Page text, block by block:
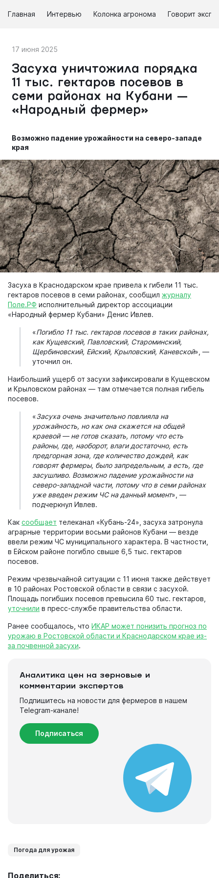
Главная Интервью Колонка агронома Говорит
17 июня 2025
Засуха уничтожила порядка
11 тыс. гектаров посевов в
семи районах на Кубани —
«Народный фермер»
Возможно падение урожайности на северо-западе
края
Засуха в Краснодарском крае привела к гибели 11 тыс.
гектаров посевов в семи районах, сообщил журналу
Поле.РФ исполнительный директор ассоциации
«Народный фермер Кубани» Денис Ивлев.
«Погибло 11 тыс. гектаров посевов в таких районах,
как Кущевский, Павловский, Староминский,
Щербиновский, Ейский, Крыловский, Каневской», —
уточнил он.
Наибольший ущерб от засухи зафиксировали в Кущевском
и Крыловском районах — там отмечается полная гибель
посевов.
«Засуха очень значительно повлияла на
урожайность, но как она скажется на общей
краевой — не готов сказать, потому что есть
районы, где, наоборот, влаги достаточно, есть
предгорная зона, где количество дождей, как
говорят фермеры, было запредельным, а есть, где
засушливо. Возможно падение урожайности на
северо-западной части, потому что в семи районах
уже введен режим ЧС на данный момент», —
подчеркнул Ивлев.
Как сообщает телеканал «Кубань-24», засуха затронула
аграрные территории восьми районов Кубани — везде
ввели режим ЧС муниципального характера. В частности,
в Ейском районе погибло свыше 6,5 тыс. гектаров
посевов.
Режим чрезвычайной ситуации с 11 июня также действует
в 10 районах Ростовской области в связи с засухой.
Площадь погибших посевов превысила 60 тыс. гектаров,
уточнили в пресс-службе правительства области.
Ранее сообщалось, что ИКАР может понизить прогноз по
урожаю в Ростовской области и Краснодарском крае из-
за почвенной засухи.
Аналитика цен на зерновые и
комментарии экспертов
Подпишитесь на новости для фермеров в нашем
Telegram-канале!
Подписаться
Погода для урожая
Поделиться: